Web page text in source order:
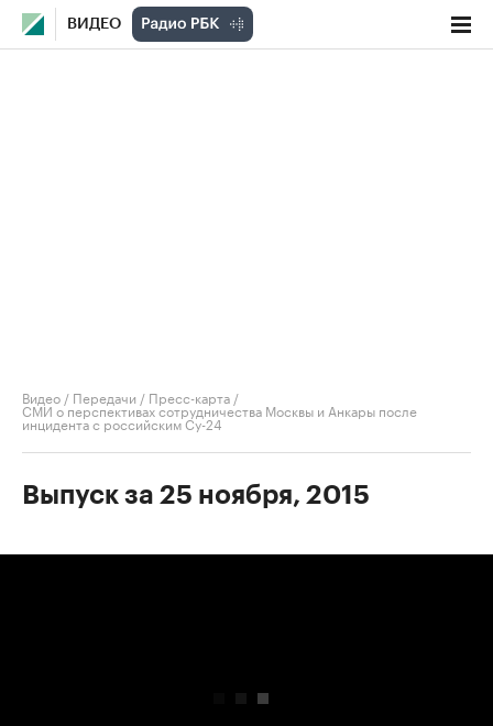
ВИДЕО
Видео / Передачи / Пресс-карта /
СМИ о перспективах сотрудничества Москвы и Анкары после
инцидента с российским Су-24
Выпуск за 25 ноября, 2015